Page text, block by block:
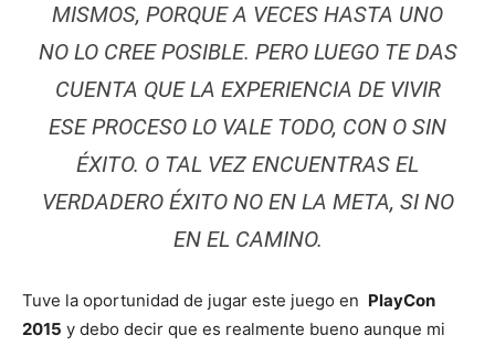
MISMOS, PORQUE A VECES HASTA UNO
NO LO CREE POSIBLE. PERO LUEGO TE DAS
CUENTA QUE LA EXPERIENCIA DE VIVIR
ESE PROCESO LO VALE TODO, CON O SIN
ÉXITO. O TAL VEZ ENCUENTRAS EL
VERDADERO ÉXITO NO EN LA META, SI NO
EN EL CAMINO.
Tuve la oportunidad de jugar este juego en PlayCon
2015 y debo decir que es realmente bueno aunque mi